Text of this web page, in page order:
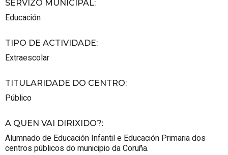
SERVIZO MUNICIPAL:
Educación
TIPO DE ACTIVIDADE:
Extraescolar
TITULARIDADE DO CENTRO:
Público
A QUEN VAI DIRIXIDO?:
Alumnado de Educación Infantil e Educación Primaria dos
centros públicos do municipio da Coruña.